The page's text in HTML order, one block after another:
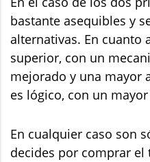
bastante asequibles y
alternativas. En cuanto
superior, con un
mejorado y una mayor
es lógico, con un
En cualquier caso son
decides por comprar